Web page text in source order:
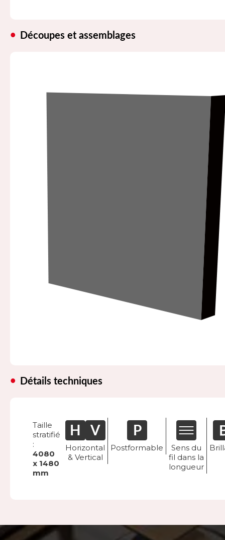
Découpes et assemblages
Détails techniques
Taille
stratifié
:
4080
x 1480
mm
Horizontal
& Vertical
Postformable
Sens du
fil dans la
longueur